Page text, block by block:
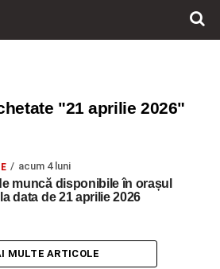
"21 aprilie 2026"
acum 4 luni
muncă disponibile în orașul
data de 21 aprilie 2026
MULTE ARTICOLE